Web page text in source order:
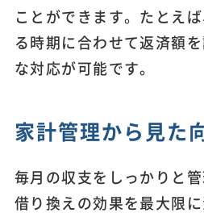
ことができます。たとえ
る時期に合わせて返済額
な対応が可能です。
家計管理から見た
毎月の収支をしっかりと管
借り換えの効果を最大限